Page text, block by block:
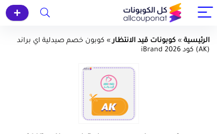
الرئيسية » كوبونات قيد الانتظار» كوبون خصم صيدلية اي براند
(AK) كود iBrand 2026